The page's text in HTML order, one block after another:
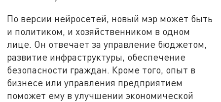
По версии нейросетей, новый мэр может быть
и политиком, и хозяйственником в одном
лице. Он отвечает за управление бюджетом,
развитие инфраструктуры, обеспечение
безопасности граждан. Кроме того, опыт в
бизнесе или управления предприятием
поможет ему в улучшении экономической